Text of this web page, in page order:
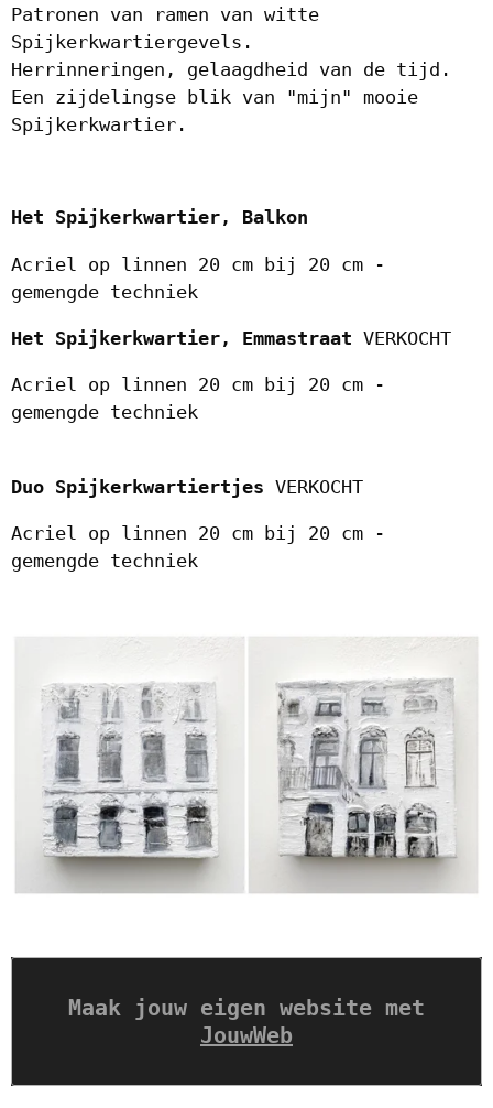
Patronen van ramen van witte
Spijkerkwartiergevels.
Herrinneringen, gelaagdheid van de tijd.
Een zijdelingse blik van "mijn" mooie
Spijkerkwartier.
Het Spijkerkwartier, Balkon
Acriel op linnen 20 cm bij 20 cm -
gemengde techniek
Het Spijkerkwartier, Emmastraat VERKOCHT
Acriel op linnen 20 cm bij 20 cm -
gemengde techniek
Duo Spijkerkwartiertjes VERKOCHT
Acriel op linnen 20 cm bij 20 cm -
gemengde techniek
Maak jouw eigen website met
JouwWeb